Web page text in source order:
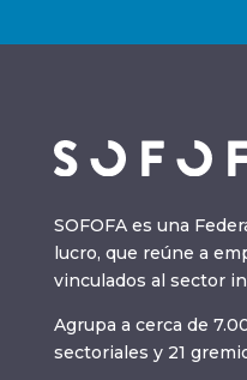
SOFOFA es una
lucro, que reúne a
vinculados al sector
Agrupa a cerca de
sectoriales y 21